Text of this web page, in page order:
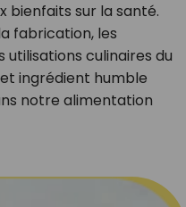
bienfaits sur la santé.
fabrication, les
culinaires du
ingrédient humble
notre alimentation